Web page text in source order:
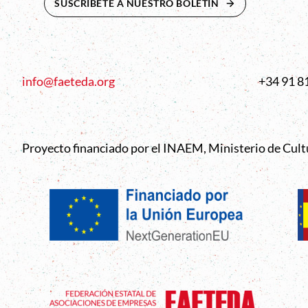
SUSCRÍBETE A NUESTRO BOLETÍN ABRE EN NUEVA
info@faeteda.org +34 91
Proyecto financiado por el INAEM, Ministerio de